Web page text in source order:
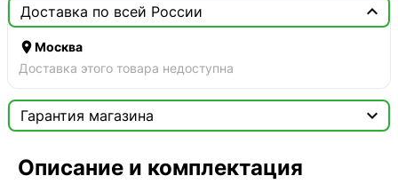
Доставка по всей России 
Москва
Доставка этого товара недоступна
Гарантия магазина


Мы продаём только оригинальную продукцию с
Описание и комплектация